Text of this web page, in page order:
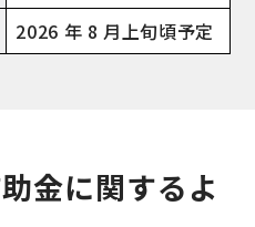
2026 年 8 月上旬頃予定
金に関するよ